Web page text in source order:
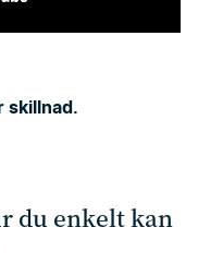
skillnad.
du enkelt kan